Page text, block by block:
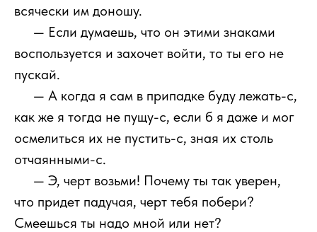
всячески им доношу.
— Если думаешь, что он этими знаками
воспользуется и захочет войти, то ты его не
пускай.
— А когда я сам в припадке буду лежать-с,
как же я тогда не пущу-с, если б я даже и мог
осмелиться их не пустить-с, зная их столь
отчаянными-с.
— Э, черт возьми! Почему ты так уверен,
что придет падучая, черт тебя побери?
Смеешься ты надо мной или нет?